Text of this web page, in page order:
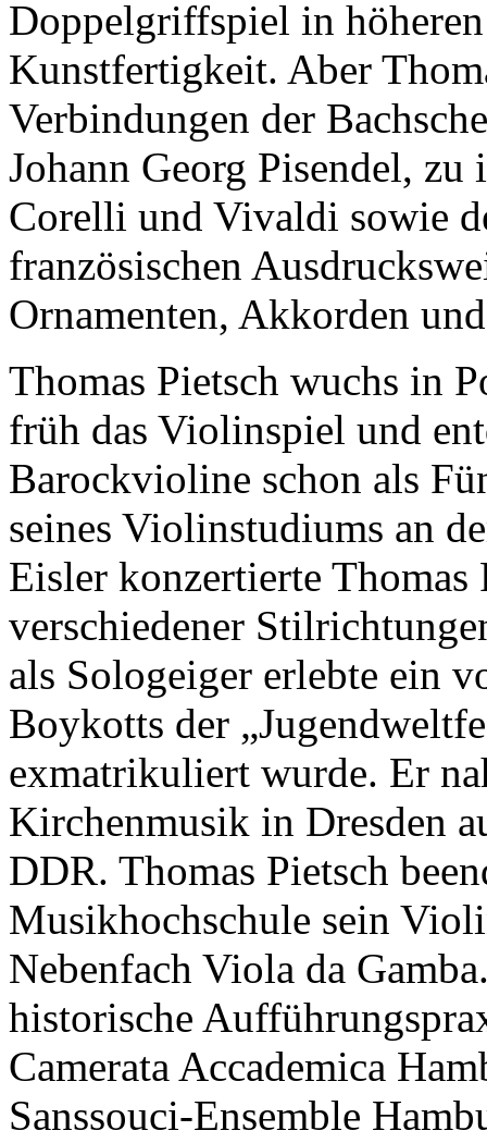
Doppelgriffspiel in
Kunstfertigkeit. Aber
Verbindungen der
Johann Georg Pisendel,
Corelli und Vivaldi sowie
französischen
Ornamenten, Akkorden
Thomas Pietsch wuchs in
früh das Violinspiel und
Barockvioline schon als
seines Violinstudiums an
Eisler konzertierte
verschiedener
als Sologeiger erlebte ein
Boykotts der
exmatrikuliert wurde. Er
Kirchenmusik in Dresden
DDR. Thomas Pietsch
Musikhochschule sein
Nebenfach Viola da
historische
Camerata Accademica
Sanssouci-Ensemble